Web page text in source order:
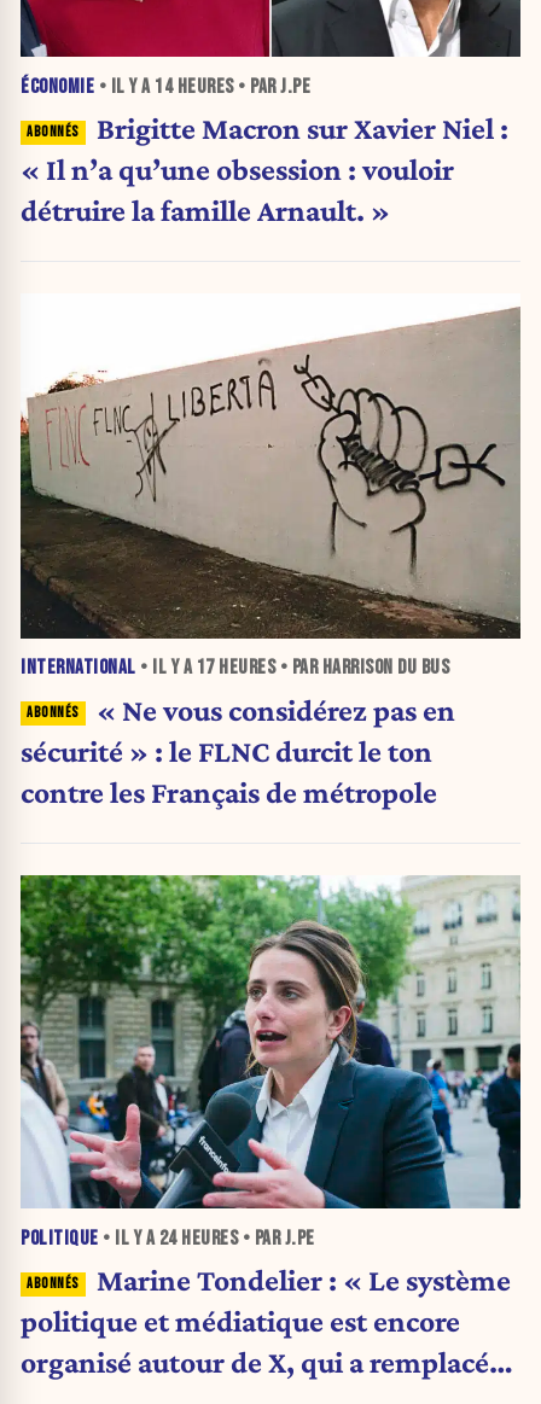
ÉCONOMIE • IL Y A 14 HEURES• PAR J.PE
Brigitte Macron sur Xavier Niel :
« Il n’a qu’une obsession : vouloir
détruire la famille Arnault. »
INTERNATIONAL • IL Y A 17 HEURES• PAR HARRISON DU BUS
« Ne vous considérez pas en
sécurité » : le FLNC durcit le ton
contre les Français de métropole
POLITIQUE • IL Y A 24 HEURES• PAR J.PE
Marine Tondelier : « Le système
politique et médiatique est encore
organisé autour de X, qui a remplacé